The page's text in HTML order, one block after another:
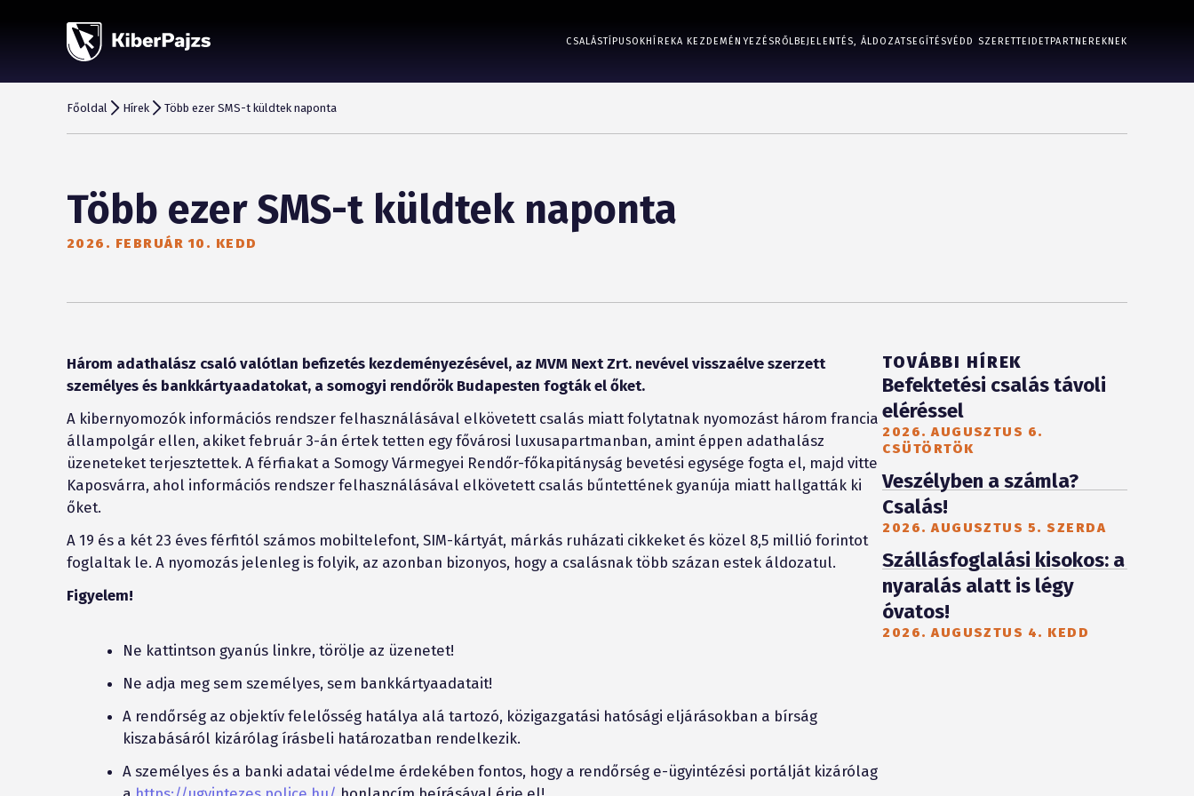
CSALÁSTÍPUSOK HÍREKA KEZDEMÉNYEZÉSRŐL BEJELENTÉS, ÁLDOZATSEGÍTÉSVÉDD SZERETTEIDET PARTNEREKNEK
Főoldal Hírek Több ezer SMS-t küldtek naponta
Több ezer SMS-t küldtek naponta
2026. FEBRUÁR 10. KEDD
Három adathalász csaló valótlan befizetés kezdeményezésével, az MVM Next Zrt. nevével visszaélve szerzett
személyes és bankkártyaadatokat, a somogyi rendőrök Budapesten fogták el őket.
A kibernyomozók információs rendszer felhasználásával elkövetett csalás miatt folytatnak nyomozást három francia
állampolgár ellen, akiket február 3-án értek tetten egy fővárosi luxusapartmanban, amint éppen adathalász
üzeneteket terjesztettek. A férfiakat a Somogy Vármegyei Rendőr-főkapitányság bevetési egysége fogta el, majd vitte
Kaposvárra, ahol információs rendszer felhasználásával elkövetett csalás bűntettének gyanúja miatt hallgatták ki
őket.
A 19 és a két 23 éves férfitól számos mobiltelefont, SIM-kártyát, márkás ruházati cikkeket és közel 8,5 millió forintot
foglaltak le. A nyomozás jelenleg is folyik, az azonban bizonyos, hogy a csalásnak több százan estek áldozatul.
Figyelem!
Ne kattintson gyanús linkre, törölje az üzenetet!
Ne adja meg sem személyes, sem bankkártyaadatait!
A rendőrség az objektív felelősség hatálya alá tartozó, közigazgatási hatósági eljárásokban a bírság
kiszabásáról kizárólag írásbeli határozatban rendelkezik.
A személyes és a banki adatai védelme érdekében fontos, hogy a rendőrség e-ügyintézési portálját kizárólag
TOVÁBBI HÍREK
Befektetési csalás távoli
eléréssel
2026. AUGUSZTUS 6.
CSÜTÖRTÖK
Veszélyben a számla?
Csalás!
2026. AUGUSZTUS 5. SZERDA
Szállásfoglalási kisokos: a
nyaralás alatt is légy
óvatos!
2026. AUGUSZTUS 4. KEDD